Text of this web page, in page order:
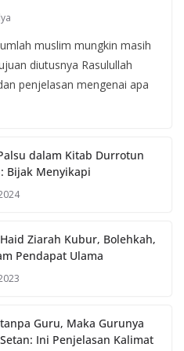
muslim mungkin masih
diutusnya Rasulullah
penjelasan mengenai apa
dalam Kitab Durrotun
Bijak Menyikapi
Ziarah Kubur, Bolehkah,
Pendapat Ulama
Guru, Maka Gurunya
Ini Penjelasan Kalimat